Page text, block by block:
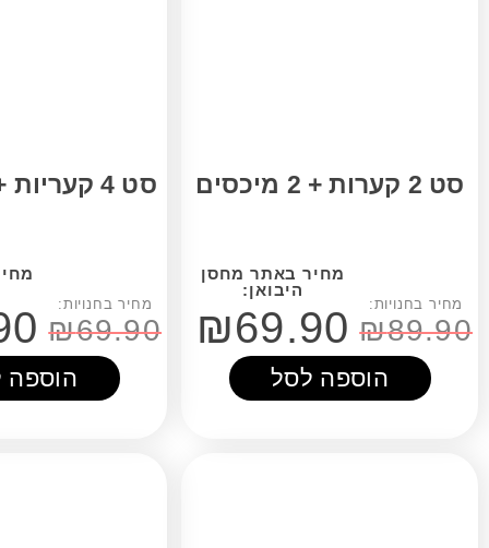
₪69.90
לסל
סט 4 קעריות + 4 מיכסים
₪69.90
₪54.90
הוספה לסל